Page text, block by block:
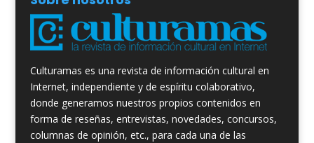
Culturamas es una revista de información cultural en
Internet, independiente y de espíritu colaborativo,
donde generamos nuestros propios contenidos en
forma de reseñas, entrevistas, novedades, concursos,
columnas de opinión, etc., para cada una de las